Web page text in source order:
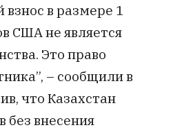
в размере 1
США не является
Это право
– сообщили в
что Казахстан
без внесения